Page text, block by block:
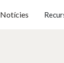
Notícies